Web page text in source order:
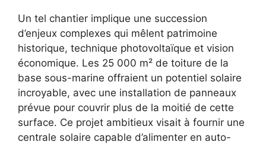
Un tel chantier implique une succession
d’enjeux complexes qui mêlent patrimoine
historique, technique photovoltaïque et vision
économique. Les 25 000 m² de toiture de la
base sous-marine offraient un potentiel solaire
incroyable, avec une installation de panneaux
prévue pour couvrir plus de la moitié de cette
surface. Ce projet ambitieux visait à fournir une
centrale solaire capable d’alimenter en auto-